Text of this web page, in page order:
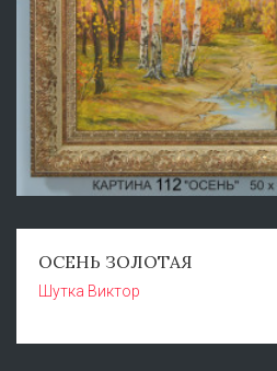
ОСЕНЬ ЗОЛОТАЯ
Шутка Виктор